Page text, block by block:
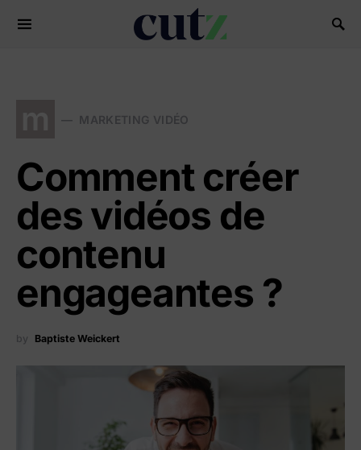
Search for:
MARKETING VIDÉO
Comment créer
des vidéos de
contenu
engageantes ?
by Baptiste Weickert